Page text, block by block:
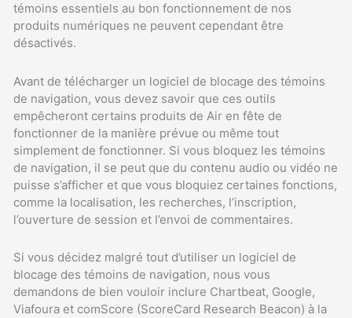
témoins essentiels au bon fonctionnement de nos
produits numériques ne peuvent cependant être
désactivés.
Avant de télécharger un logiciel de blocage des témoins
de navigation, vous devez savoir que ces outils
empêcheront certains produits de Air en fête de
fonctionner de la manière prévue ou même tout
simplement de fonctionner. Si vous bloquez les témoins
de navigation, il se peut que du contenu audio ou vidéo ne
puisse s’afficher et que vous bloquiez certaines fonctions,
comme la localisation, les recherches, l’inscription,
l’ouverture de session et l’envoi de commentaires.
Si vous décidez malgré tout d’utiliser un logiciel de
blocage des témoins de navigation, nous vous
demandons de bien vouloir inclure Chartbeat, Google,
Viafoura et comScore (ScoreCard Research Beacon) à la